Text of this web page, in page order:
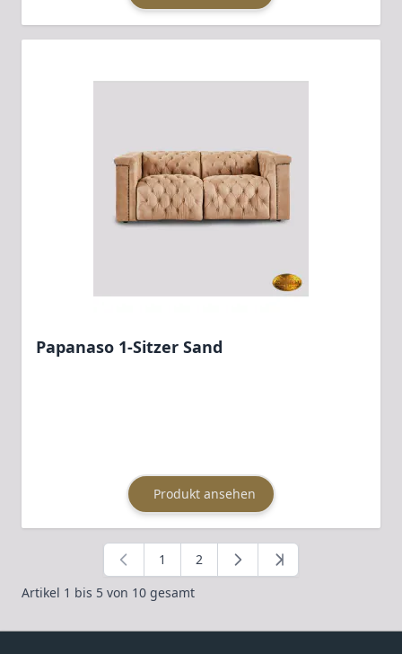
Papanaso 1-Sitzer Sand
Produkt ansehen
Artikel 1 bis 5 von 10 gesamt
Sie lesen gerade die Seite
1 Seite
2